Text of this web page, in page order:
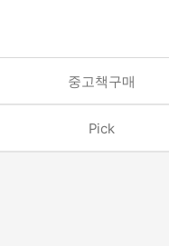
중고책구매
Pick